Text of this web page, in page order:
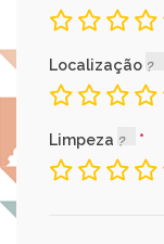
Localização
Limpeza